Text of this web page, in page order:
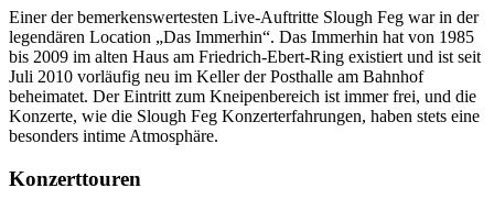
Einer der bemerkenswertesten Live-Auftritte Slough Feg war in der
legendären Location „Das Immerhin“. Das Immerhin hat von 1985
bis 2009 im alten Haus am Friedrich-Ebert-Ring existiert und ist seit
Juli 2010 vorläufig neu im Keller der Posthalle am Bahnhof
beheimatet. Der Eintritt zum Kneipenbereich ist immer frei, und die
Konzerte, wie die Slough Feg Konzerterfahrungen, haben stets eine
besonders intime Atmosphäre.
Konzerttouren